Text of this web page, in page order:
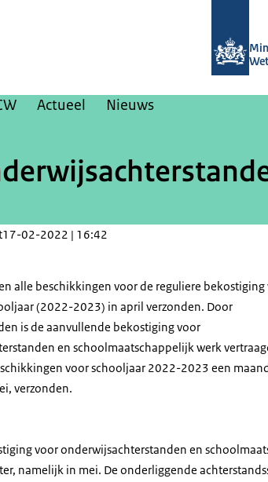
Actueel Nieuws
17-02-2022 | 16:42
alle beschikkingen voor de reguliere
(2022-2023) in april verzonden. Door
is de aanvullende bekostiging voor
en schoolmaatschappelijk werk
voor schooljaar 2022-2023 een
verzonden.
voor onderwijsachterstanden en
namelijk in mei. De onderliggende